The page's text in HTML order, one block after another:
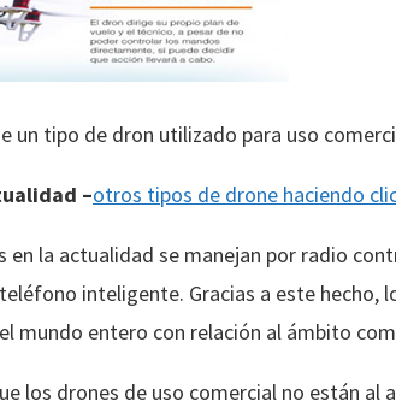
un tipo de dron utilizado para uso
–otros tipos de drone haciendo
en la actualidad se manejan por radio
inteligente. Gracias a este hecho,
mundo entero con relación al ámbito
los drones de uso comercial no están al